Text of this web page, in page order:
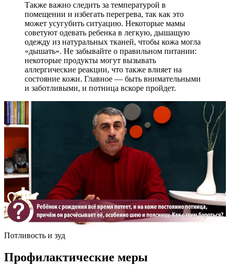
Также важно следить за температурой в
помещении и избегать перегрева, так как это
может усугубить ситуацию. Некоторые мамы
советуют одевать ребенка в легкую, дышащую
одежду из натуральных тканей, чтобы кожа могла
«дышать». Не забывайте о правильном питании:
некоторые продукты могут вызывать
аллергические реакции, что также влияет на
состояние кожи. Главное — быть внимательными
и заботливыми, и потница вскоре пройдет.
Потливость и зуд
Профилактические меры